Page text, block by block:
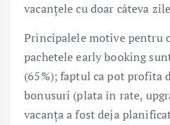
vacanțele cu doar câteva
Principalele motive pentru
pachetele early booking
(65%); faptul ca pot profita
bonusuri (plata în rate,
vacanța a fost deja